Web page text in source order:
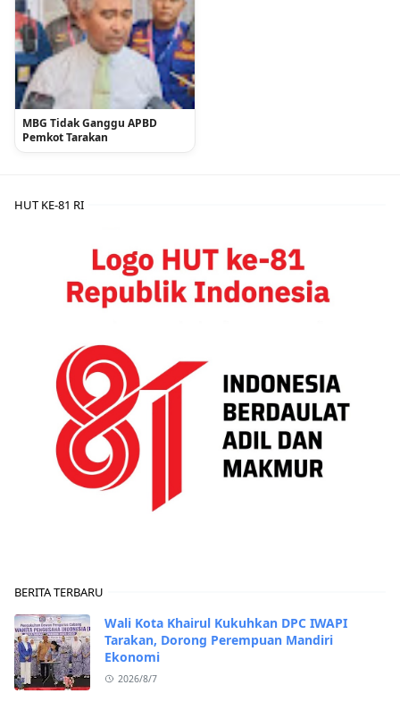
MBG Tidak Ganggu APBD
Pemkot Tarakan
HUT KE-81 RI
BERITA TERBARU
Wali Kota Khairul Kukuhkan DPC IWAPI
Tarakan, Dorong Perempuan Mandiri
Ekonomi
2026/8/7